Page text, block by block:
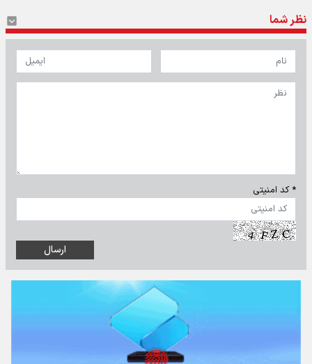
نظر شما
* کد امنیتی